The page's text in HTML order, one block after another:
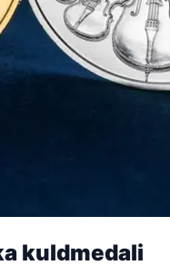
kuldmedali